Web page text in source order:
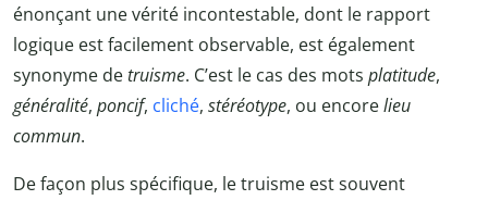
énonçant une vérité incontestable, dont le rapport
logique est facilement observable, est également
synonyme detruisme. C’est le cas des mots platitude,
généralité, poncif, cliché, stéréotype, ou encorelieu
commun.
De façon plus spécifique, le truisme est souvent